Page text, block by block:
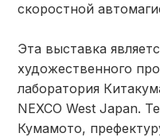
скоростной
Эта выставка
художественного
лаборатория
NEXCO West Japan.
Кумамото,